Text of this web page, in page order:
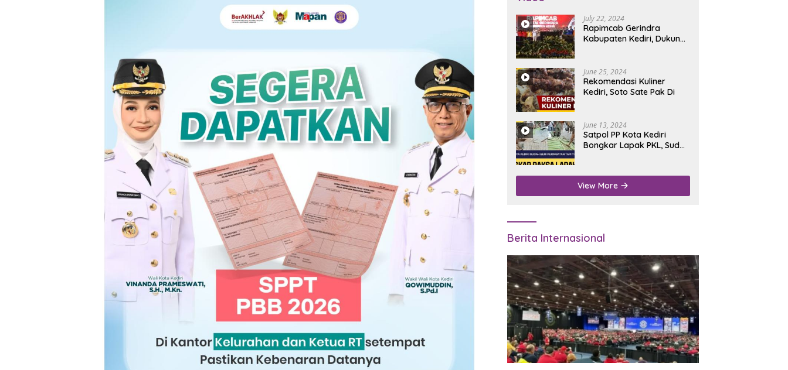
July 22, 2024
Rapimcab Gerindra
Kabupaten Kediri, Dukung
June 25, 2024
Rekomendasi Kuliner
Kediri, Soto Sate Pak Di
June 13, 2024
Satpol PP Kota Kediri
Bongkar Lapak PKL, Sudah
View More
Berita Internasional